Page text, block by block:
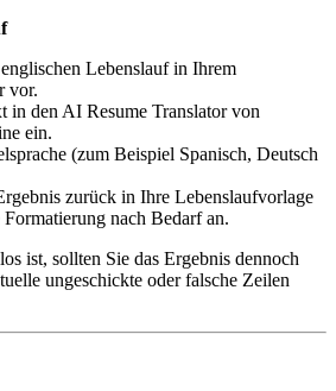
Lebenslauf in Ihrem
vor.
in den AI Resume Translator von
ein.
(zum Beispiel Spanisch, Deutsch
zurück in Ihre Lebenslaufvorlage
Formatierung nach Bedarf an.
ist, sollten Sie das Ergebnis dennoch
ungeschickte oder falsche Zeilen